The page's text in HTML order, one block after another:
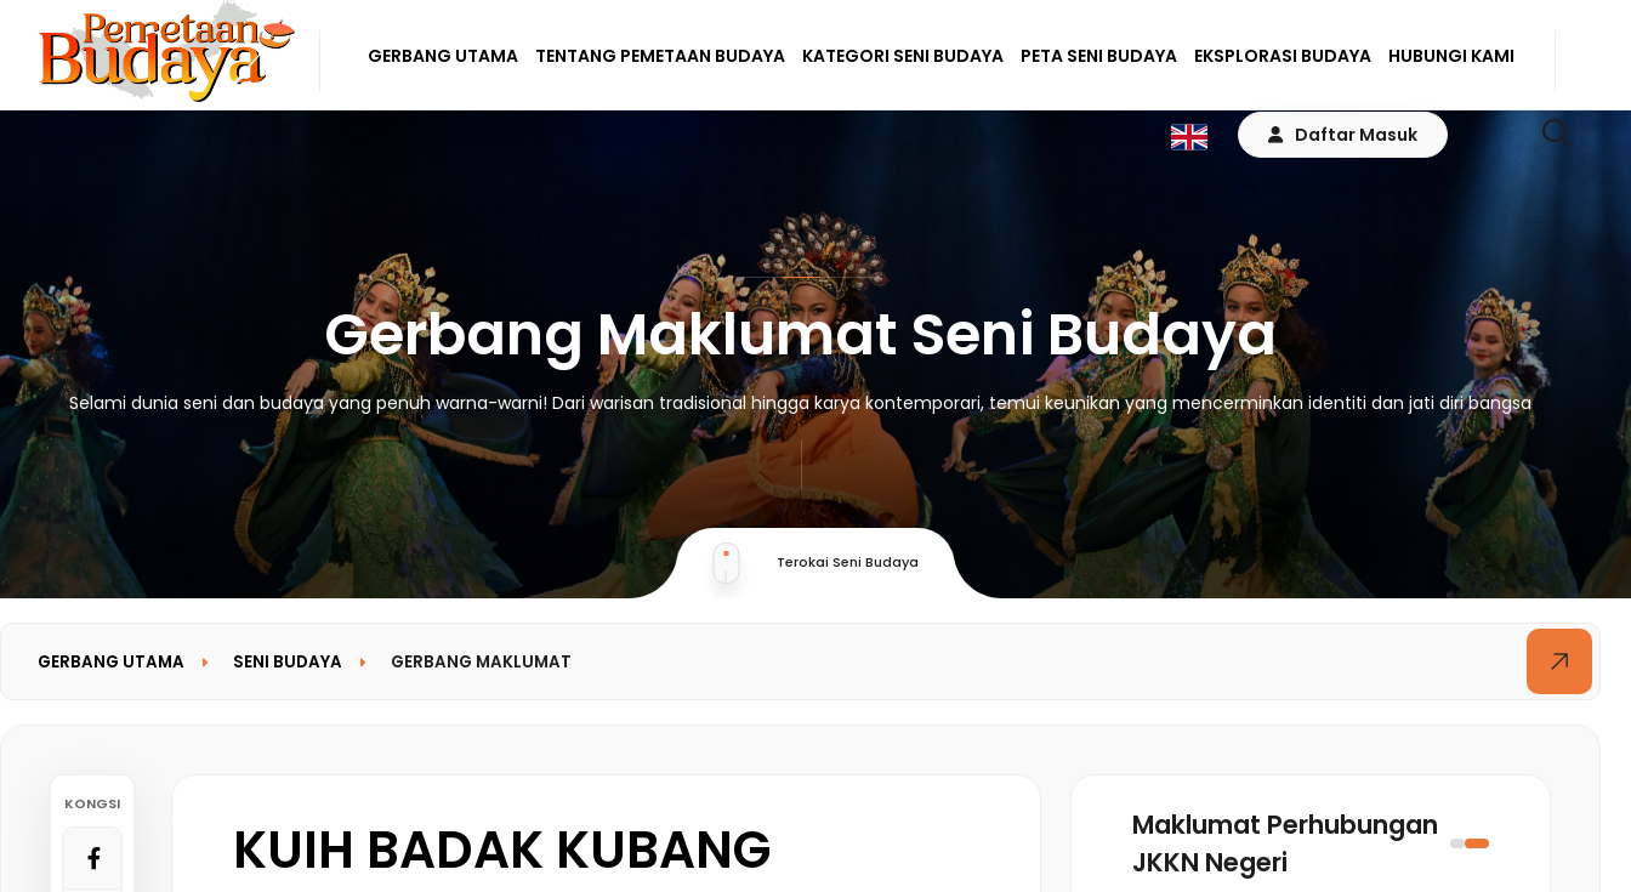
GERBANG UTAMA TENTANG PEMETAAN BUDAYA KATEGORI SENI BUDAYA PETA SENI BUDAYA EKSPLORASI BUDAYA HUBUNGI KAMI
Daftar Masuk
Gerbang Maklumat Seni Budaya
Selami dunia seni dan budaya yang penuh warna-warni! Dari warisan tradisional hingga karya kontemporari, temui keunikan yang mencerminkan identiti dan jati diri bangsa
Terokai Seni Budaya
GERBANG UTAMA SENI BUDAYA GERBANG MAKLUMAT
KONGSI
KUIH BADAK KUBANG
Maklumat Perhubungan
JKKN Negeri